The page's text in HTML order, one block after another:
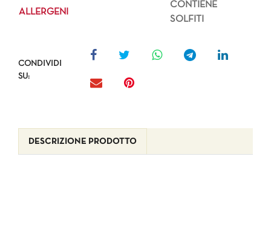
ALLERGENI
CONTIENE
SOLFITI
CONDIVIDI
SU:
DESCRIZIONE PRODOTTO